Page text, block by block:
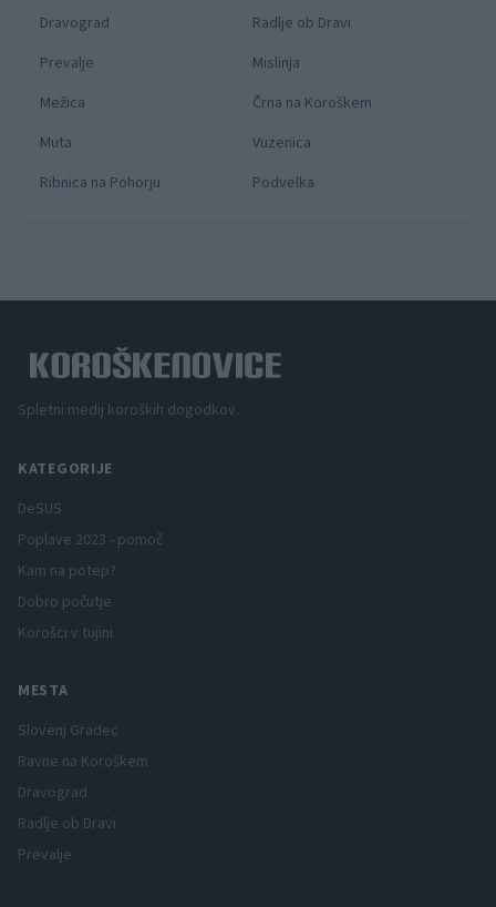
Dravograd
Radlje ob Dravi
Prevalje
Mislinja
Mežica
Črna na Koroškem
Muta
Vuzenica
Ribnica na Pohorju
Podvelka
Spletni medij koroških dogodkov.
KATEGORIJE
DeSUS
Poplave 2023 - pomoč
Kam na potep?
Dobro počutje
Korošci v tujini
MESTA
Slovenj Gradec
Ravne na Koroškem
Dravograd
Radlje ob Dravi
Prevalje